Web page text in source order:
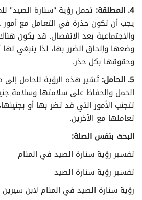
تفسير الأحلام لابن سيرين حرف الياء
4. المطلقة:
تحمل رؤية "سنارة الصيد"
يجب أن تكون حذرة في التعامل مع أمور
والاجتماعية بعد الانفصال. قد يكون
وضعها وإلحاق الضرر بها، لذا ينبغي
وحقوقها بكل حذر.
5. الحامل:
تُشير هذه الرؤية للحامل إلى
الحمل والحفاظ على سلامتها وسلامة
تتجنب الأمور التي قد تضر بها أو
تعاملها مع الآخرين.
البحث بنفس الصلة:
تفسير رؤية سنارة الصيد في المنام
تفسير رؤية سنارة الصيد
رؤية سنارة الصيد في المنام لابن سيرين